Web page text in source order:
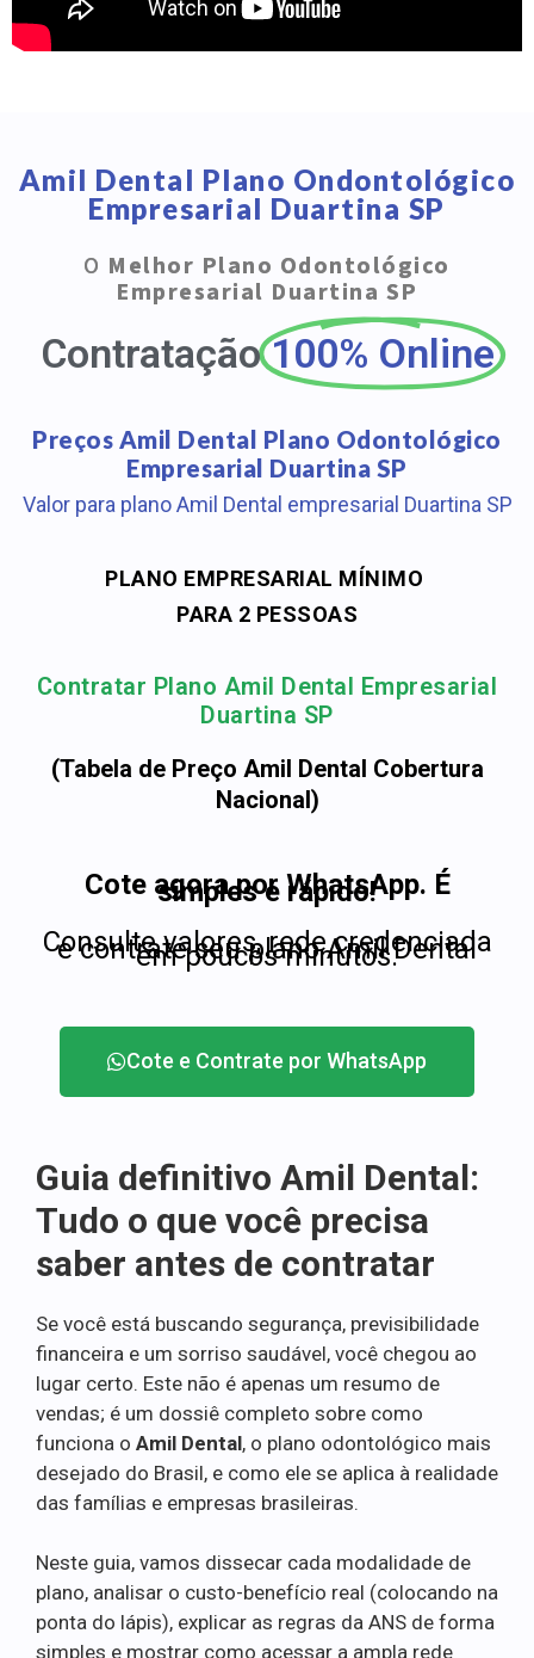
Amil Dental Plano Ondontológico
Empresarial Duartina SP
O Melhor Plano Odontológico
Empresarial Duartina SP
Contratação 100% Online
Preços Amil Dental Plano Odontológico
Empresarial Duartina SP
Valor para plano Amil Dental empresarial Duartina SP
PLANO EMPRESARIAL MÍNIMO
PARA 2 PESSOAS
Contratar Plano Amil Dental Empresarial
Duartina SP
(Tabela de Preço Amil Dental Cobertura
Nacional)
Cote agora por WhatsApp. É
simples e rápido!
Consulte valores, rede credenciada
e contrate seu plano Amil Dental
em poucos minutos.
Cote e Contrate por WhatsApp
Guia definitivo Amil Dental:
Tudo o que você precisa
saber antes de contratar
Se você está buscando segurança, previsibilidade
financeira e um sorriso saudável, você chegou ao
lugar certo. Este não é apenas um resumo de
vendas; é um dossiê completo sobre como
funciona o Amil Dental, o plano odontológico mais
desejado do Brasil, e como ele se aplica à realidade
das famílias e empresas brasileiras.
Neste guia, vamos dissecar cada modalidade de
plano, analisar o custo-benefício real (colocando na
ponta do lápis), explicar as regras da ANS de forma
simples e mostrar como acessar a ampla rede